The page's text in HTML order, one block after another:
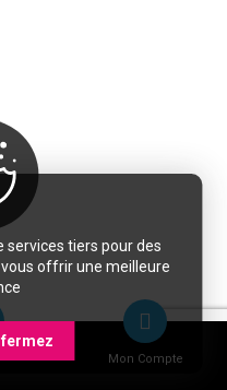
Mon Compte
services tiers pour des
offrir une meilleure